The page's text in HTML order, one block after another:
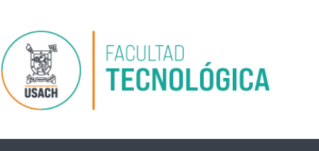
Pasar al contenido principal